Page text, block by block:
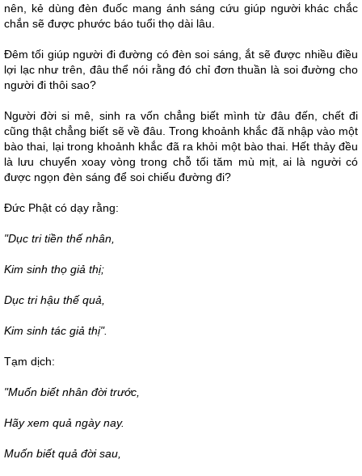
nên, kẻ dùng đèn đuốc mang ánh sáng cứu giúp người khác chắc
chắn sẽ được phước báo tuổi thọ dài lâu.
Đêm tối giúp người đi đường có đèn soi sáng, ắt sẽ được nhiều điều
lợi lạc như trên, đâu thể nói rằng đó chỉ đơn thuần là soi đường cho
người đi thôi sao?
Người đời si mê, sinh ra vốn chẳng biết mình từ đâu đến, chết đi
cũng thật chẳng biết sẽ về đâu. Trong khoảnh khắc đã nhập vào một
bào thai, lại trong khoảnh khắc đã ra khỏi một bào thai. Hết thảy đều
là lưu chuyển xoay vòng trong chỗ tối tăm mù mịt, ai là người có
được ngọn đèn sáng để soi chiếu đường đi?
Đức Phật có dạy rằng:
"Dục tri tiền thế nhân,
Kim sinh thọ giả thị;
Dục tri hậu thế quả,
Kim sinh tác giả thị".
Tạm dịch:
"Muốn biết nhân đời trước,
Hãy xem quả ngày nay.
Muốn biết quả đời sau,